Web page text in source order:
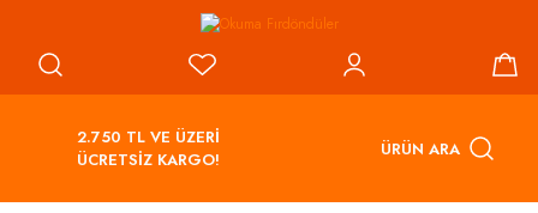
2.750 TL VE ÜZERİ
ÜCRETSİZ KARGO!
ÜRÜN ARA